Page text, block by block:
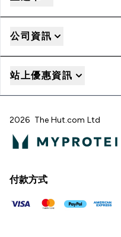
公司資訊
站上優惠資訊
2026 The Hut.com Ltd
付款方式